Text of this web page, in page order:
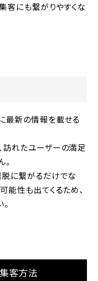
客にも繋がりやすくな
最新の情報を載せる
訪れたユーザーの満足
に繋がるだけでな
能性も出てくるため、
客方法